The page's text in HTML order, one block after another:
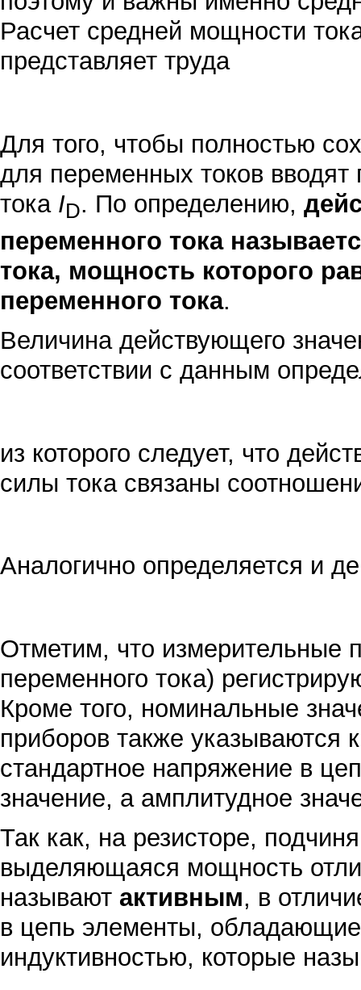
Расчет средней мощности
представляет труда
Для того, чтобы полностью
для переменных токов вводят
тока ID. По определению,
переменного тока
тока, мощность которого
переменного тока.
Величина действующего
соответствии с данным
из которого следует, что
силы тока связаны
Аналогично определяется и
Отметим, что измерительные
переменного тока)
Кроме того, номинальные
приборов также указываются
стандартное напряжение в
значение, а амплитудное
Так как, на резисторе,
выделяющаяся мощность
называют активным, в
в цепь элементы,
индуктивностью, которые